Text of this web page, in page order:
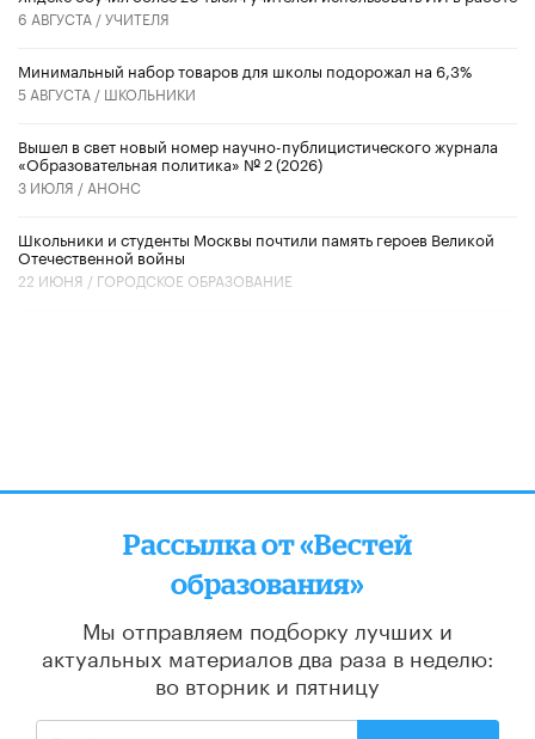
6 АВГУСТА /УЧИТЕЛЯ
Минимальный набор товаров для школы подорожал на 6,3%
5 АВГУСТА / ШКОЛЬНИКИ
Вышел в свет новый номер научно-публицистического журнала
«Образовательная политика» № 2 (2026)
3 ИЮЛЯ / АНОНС
Школьники и студенты Москвы почтили память героев Великой
Отечественной войны
22 ИЮНЯ / ГОРОДСКОЕ ОБРАЗОВАНИЕ
Рассылка от «Вестей
образования»
Мы отправляем подборку лучших и
актуальных материалов два раза в неделю:
во вторник и пятницу